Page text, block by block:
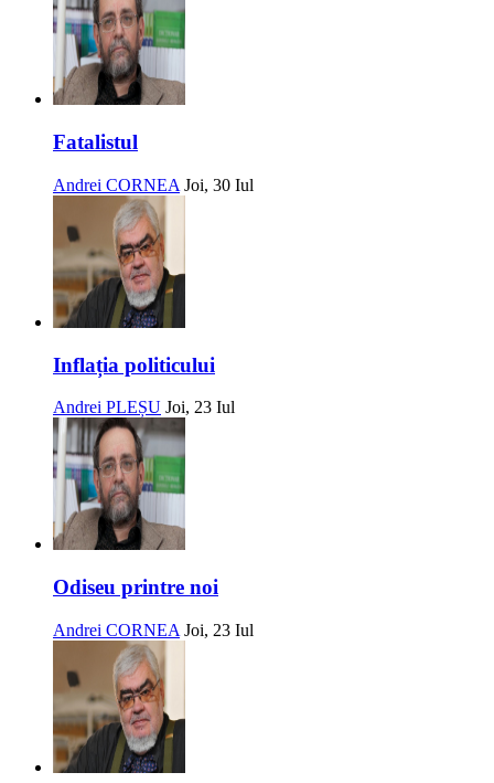
Fatalistul
Andrei CORNEA Joi, 30 Iul
Inflația politicului
Andrei PLEȘU Joi, 23 Iul
Odiseu printre noi
Andrei CORNEA Joi, 23 Iul